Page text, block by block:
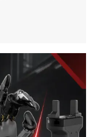
这些产品专为人形机器
凭借高功率密度、轻量